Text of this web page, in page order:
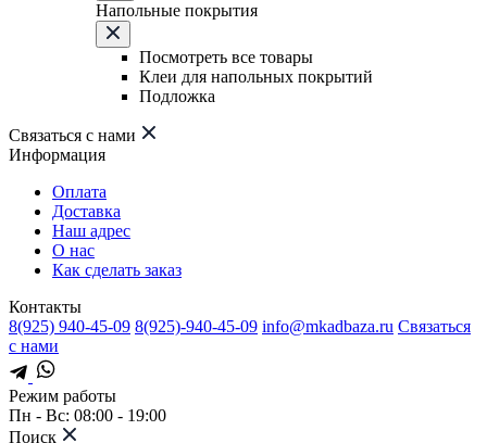
Напольные покрытия
Посмотреть все товары
Клеи для напольных покрытий
Подложка
Связаться с нами
Информация
Оплата
Доставка
Наш адрес
О нас
Как сделать заказ
Контакты
8(925) 940-45-09 8(925)-940-45-09 info@mkadbaza.ru Связаться
с нами
Режим работы
Пн - Вс: 08:00 - 19:00
Поиск